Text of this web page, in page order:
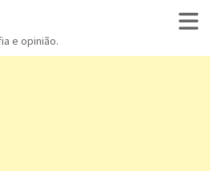
e opinião.